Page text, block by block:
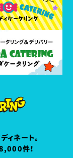
ィネート。
件！